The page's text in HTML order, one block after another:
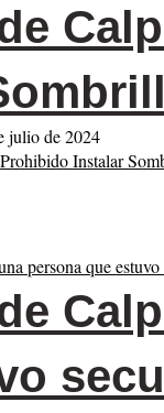
julio de 2024